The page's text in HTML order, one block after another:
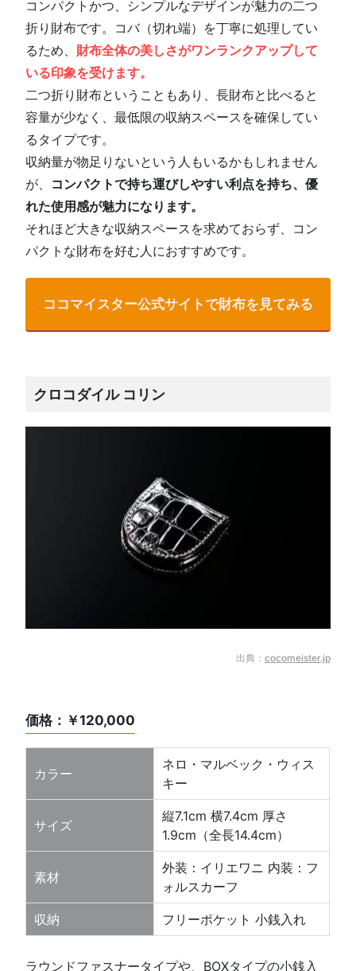
コンパクトかつ、シンプルなデザインが魅力の二つ
折り財布です。コバ（切れ端）を丁寧に処理してい
るため、 財布全体の美しさがワンランクアップして
いる印象を受けます。
二つ折り財布ということもあり、長財布と比べると
容量が少なく、最低限の収納スペースを確保してい
るタイプです。
収納量が物足りないという人もいるかもしれません
が、 コンパクトで持ち運びしやすい利点を持ち、優
れた使用感が魅力になります。
それほど大きな収納スペースを求めておらず、コン
パクトな財布を好む人におすすめです。
ココマイスター公式サイトで財布を見てみる
クロコダイル コリン
出典： cocomeister.jp
価格：￥120,000
カラー
ネロ・マルベック・ウィス
キー
サイズ
縦7.1cm 横7.4cm 厚さ
1.9cm（全長14.4cm）
素材
外装：イリエワニ 内装：フ
ォルスカーフ
収納 フリーポケット 小銭入れ
ラウンドファスナータイプや、BOXタイプの小銭入